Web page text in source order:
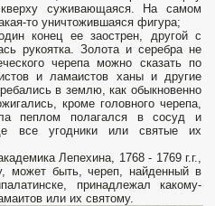
суживающаяся. На самом
то уничтожившаяся фигура;
конец ее заострен, другой с
рукоятка. Золота и серебра не
черепа можно сказать по
и ламаистов ханы и другие
в землю, как обыкновенно
кроме головного черепа,
пеплом полагался в сосуд и
все угодники или святые их
Лепехина, 1768 - 1769 г.г.,
может быть, череп, найденный в
принадлежал какому-
или их святому.